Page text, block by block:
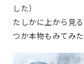
した）
たしかに上から見
つか本物もみてみた